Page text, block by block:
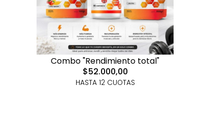
Combo "Rendimiento total"
$52.000,00
HASTA 12 CUOTAS